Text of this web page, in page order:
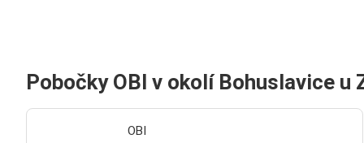
Pobočky OBI v okolí Bohuslavice u
OBI